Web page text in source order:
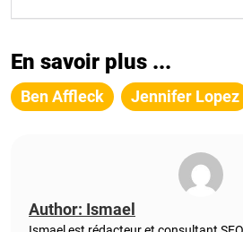
En savoir plus ...
Ben Affleck Jennifer Lopez
Author: Ismael